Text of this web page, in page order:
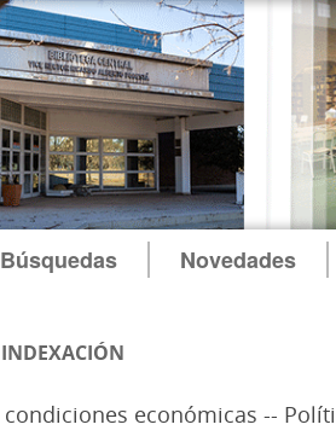
Búsquedas Novedades
condiciones económicas --